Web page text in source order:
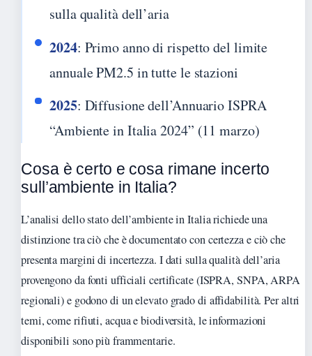
sulla qualità dell’aria
2024: Primo anno di rispetto del limite
annuale PM2.5 in tutte le stazioni
2025: Diffusione dell’Annuario ISPRA
“Ambiente in Italia 2024” (11 marzo)
Cosa è certo e cosa rimane incerto
sull’ambiente in Italia?
L’analisi dello stato dell’ambiente in Italia richiede una
distinzione tra ciò che è documentato con certezza e ciò che
presenta margini di incertezza. I dati sulla qualità dell’aria
provengono da fonti ufficiali certificate (ISPRA, SNPA, ARPA
regionali) e godono di un elevato grado di affidabilità. Per altri
temi, come rifiuti, acqua e biodiversità, le informazioni
disponibili sono più frammentarie.